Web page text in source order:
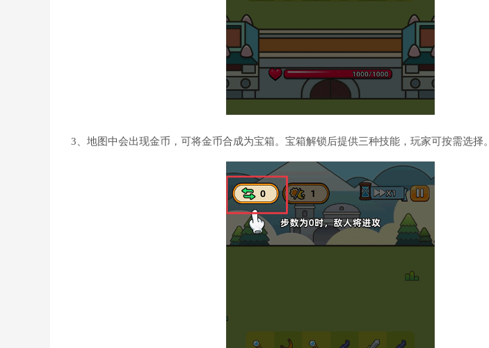
3、地图中会出现金币，可将金币合成为宝箱。宝箱解锁后提供三种技能，玩家可按需选择。